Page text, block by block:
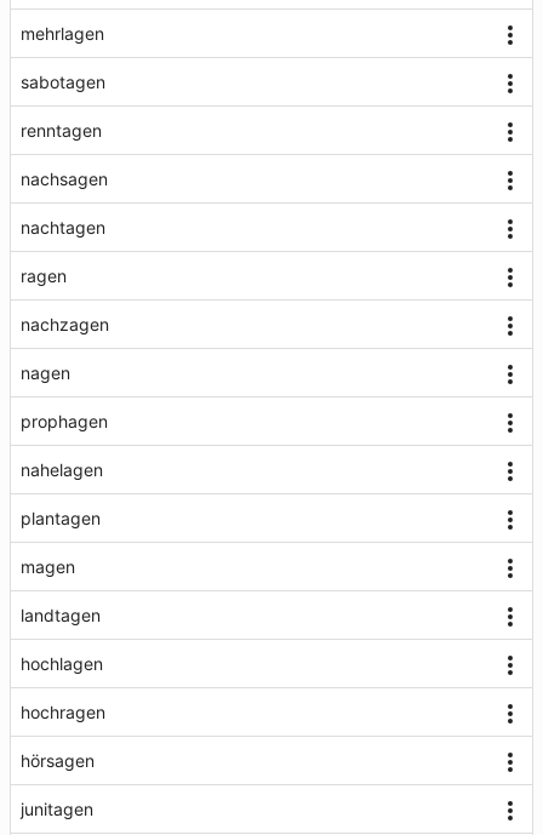
mehrlagen
sabotagen
renntagen
nachsagen
nachtagen
ragen
nachzagen
nagen
prophagen
nahelagen
plantagen
magen
landtagen
hochlagen
hochragen
hörsagen
junitagen